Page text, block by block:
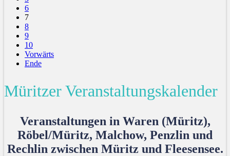
6
7
8
9
10
Vorwärts
Ende
Müritzer Veranstaltungskalender
Veranstaltungen in Waren (Müritz),
Röbel/Müritz, Malchow, Penzlin und
Rechlin zwischen Müritz und Fleesensee.